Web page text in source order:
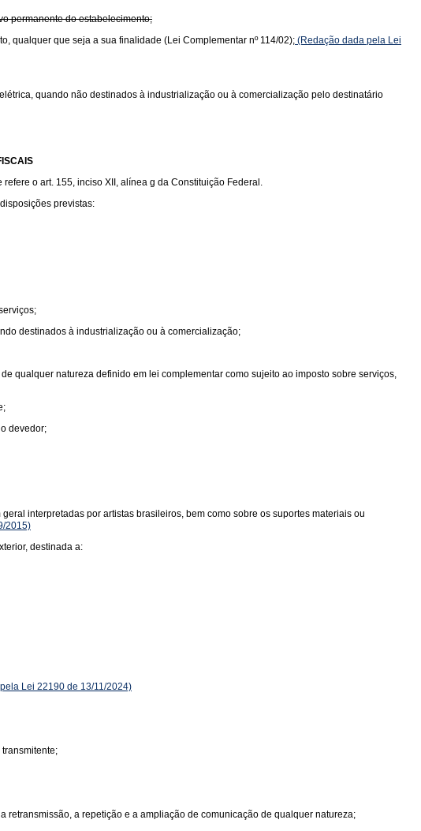
permanente do estabelecimento;
qualquer que seja a sua finalidade (Lei Complementar nº 114/02); (Redação dada pela Lei
quando não destinados à industrialização ou à comercialização pelo destinatário
o art. 155, inciso XII, alínea g da Constituição Federal.
previstas:
destinados à industrialização ou à comercialização;
qualquer natureza definido em lei complementar como sujeito ao imposto sobre serviços,
devedor;
interpretadas por artistas brasileiros, bem como sobre os suportes materiais ou
2015)
destinada a:
Lei 22190 de 13/11/2024)
a repetição e a ampliação de comunicação de qualquer natureza;